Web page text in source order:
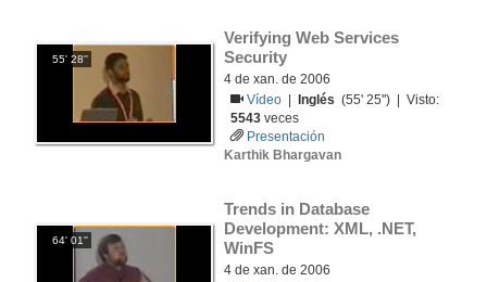
55' 28''
Verifying Web Services
Security
4 de xan. de 2006
Vídeo
Inglés (55' 25'') | Visto:
5543 veces
Presentación
Karthik Bhargavan
64' 01''
Trends in Database
Development: XML, .NET,
WinFS
4 de xan. de 2006